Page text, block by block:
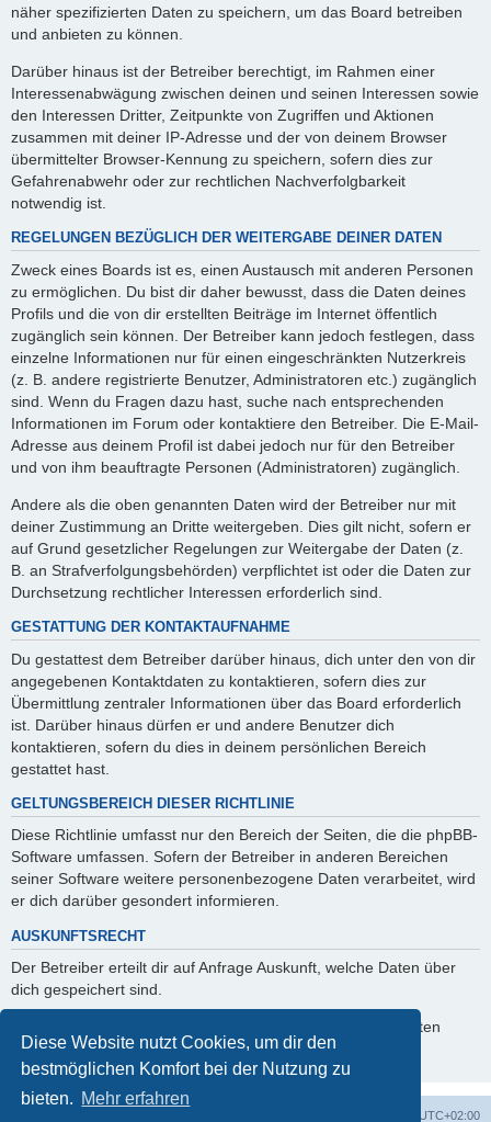
Diese Website nutzt Cookies, um dir den
bestmöglichen Komfort bei der Nutzung zu
bieten. Mehr erfahren
näher spezifizierten Daten zu speichern, um das Board betreiben
und anbieten zu können.
Darüber hinaus ist der Betreiber berechtigt, im Rahmen einer
Interessenabwägung zwischen deinen und seinen Interessen sowie
den Interessen Dritter, Zeitpunkte von Zugriffen und Aktionen
zusammen mit deiner IP-Adresse und der von deinem Browser
übermittelter Browser-Kennung zu speichern, sofern dies zur
Gefahrenabwehr oder zur rechtlichen Nachverfolgbarkeit
notwendig ist.
REGELUNGEN BEZÜGLICH DER WEITERGABE DEINER DATEN
Zweck eines Boards ist es, einen Austausch mit anderen Personen
zu ermöglichen. Du bist dir daher bewusst, dass die Daten deines
Profils und die von dir erstellten Beiträge im Internet öffentlich
zugänglich sein können. Der Betreiber kann jedoch festlegen, dass
einzelne Informationen nur für einen eingeschränkten Nutzerkreis
(z. B. andere registrierte Benutzer, Administratoren etc.) zugänglich
sind. Wenn du Fragen dazu hast, suche nach entsprechenden
Informationen im Forum oder kontaktiere den Betreiber. Die E-Mail-
Adresse aus deinem Profil ist dabei jedoch nur für den Betreiber
und von ihm beauftragte Personen (Administratoren) zugänglich.
Andere als die oben genannten Daten wird der Betreiber nur mit
deiner Zustimmung an Dritte weitergeben. Dies gilt nicht, sofern er
auf Grund gesetzlicher Regelungen zur Weitergabe der Daten (z.
B. an Strafverfolgungsbehörden) verpflichtet ist oder die Daten zur
Durchsetzung rechtlicher Interessen erforderlich sind.
GESTATTUNG DER KONTAKTAUFNAHME
Du gestattest dem Betreiber darüber hinaus, dich unter den von dir
angegebenen Kontaktdaten zu kontaktieren, sofern dies zur
Übermittlung zentraler Informationen über das Board erforderlich
ist. Darüber hinaus dürfen er und andere Benutzer dich
kontaktieren, sofern du dies in deinem persönlichen Bereich
gestattet hast.
GELTUNGSBEREICH DIESER RICHTLINIE
Diese Richtlinie umfasst nur den Bereich der Seiten, die die phpBB-
Software umfassen. Sofern der Betreiber in anderen Bereichen
seiner Software weitere personenbezogene Daten verarbeitet, wird
er dich darüber gesondert informieren.
AUSKUNFTSRECHT
Der Betreiber erteilt dir auf Anfrage Auskunft, welche Daten über
dich gespeichert sind.
Du kannst jederzeit die Löschung bzw. Sperrung deiner Daten
verlangen. Kontaktiere hierzu bitte den Betreiber.
UTC+02:00